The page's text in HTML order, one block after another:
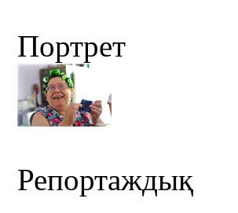
Портрет
Репортаждық